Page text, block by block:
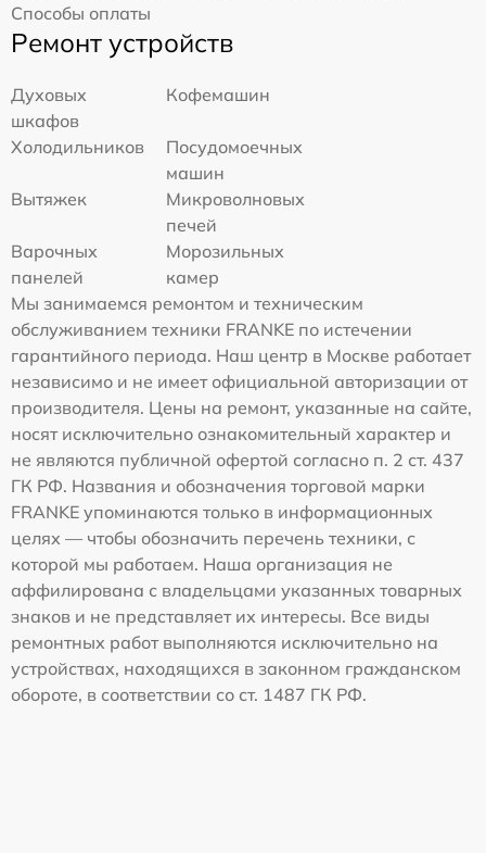
Способы оплаты
Ремонт устройств
Духовых
шкафов
Кофемашин
Холодильников
Посудомоечных
машин
Вытяжек
Микроволновых
печей
Варочных
панелей
Морозильных
камер
Мы занимаемся ремонтом и техническим
обслуживанием техники FRANKE по истечении
гарантийного периода. Наш центр в Москве работает
независимо и не имеет официальной авторизации от
производителя. Цены на ремонт, указанные на сайте,
носят исключительно ознакомительный характер и
не являются публичной офертой согласно п. 2 ст. 437
ГК РФ. Названия и обозначения торговой марки
FRANKE упоминаются только в информационных
целях — чтобы обозначить перечень техники, с
которой мы работаем. Наша организация не
аффилирована с владельцами указанных товарных
знаков и не представляет их интересы. Все виды
ремонтных работ выполняются исключительно на
устройствах, находящихся в законном гражданском
обороте, в соответствии со ст. 1487 ГК РФ.